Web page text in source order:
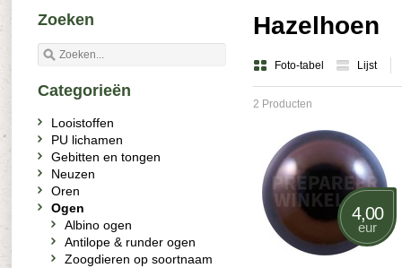
Hazelhoen
Foto-tabel Lijst
2 Producten
4,00
eur
Zoeken
Categorieën
Looistoffen
PU lichamen
Gebitten en tongen
Neuzen
Oren
Ogen
Albino ogen
Antilope & runder ogen
Zoogdieren op soortnaam